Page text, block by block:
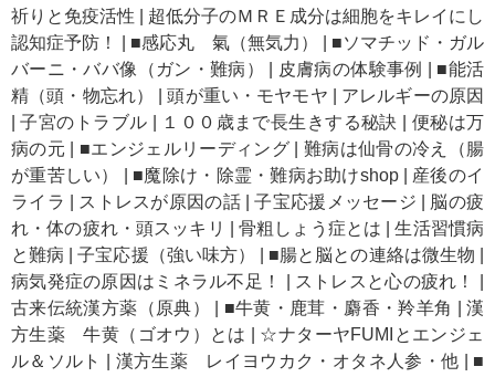
祈りと免疫活性
超低分子のＭＲＥ成分は細胞をキレイにし
認知症予防！
■感応丸 氣（無気力）
■ソマチッド・ガル
バーニ・ババ像（ガン・難病）
皮膚病の体験事例
■能活
精（頭・物忘れ）
|頭が重い・モヤモヤ
アレルギーの原因
|子宮のトラブル １００歳まで長生きする秘訣
便秘は万
病の元
■エンジェルリーディング
難病は仙骨の冷え（腸
が重苦しい）
■魔除け・除霊・難病お助けshop| 産後のイ
ライラ
ストレスが原因の話|子宝応援メッセージ
脳の疲
れ・体の疲れ・頭スッキリ
|骨粗しょう症とは |生活習慣病
と難病 |子宝応援（強い味方） ■腸と脳との連絡は微生物
病気発症の原因はミネラル不足！
ストレスと心の疲れ！
古来伝統漢方薬（原典）
■牛黄・鹿茸・麝香・羚羊角 |漢
方生薬 牛黄（ゴオウ）とは
☆ナターヤFUMIとエンジェ
ル＆ソルト
漢方生薬 レイヨウカク・オタネ人参・他
■